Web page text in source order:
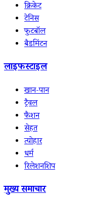
क्रिकेट
टेनिस
फुटबॉल
बैडमिंटन
लाइफस्टाइल
खान-पान
ट्रैवल
फैशन
सेहत
त्योहार
धर्म
रिलेशनशिप
मुख्य समाचार